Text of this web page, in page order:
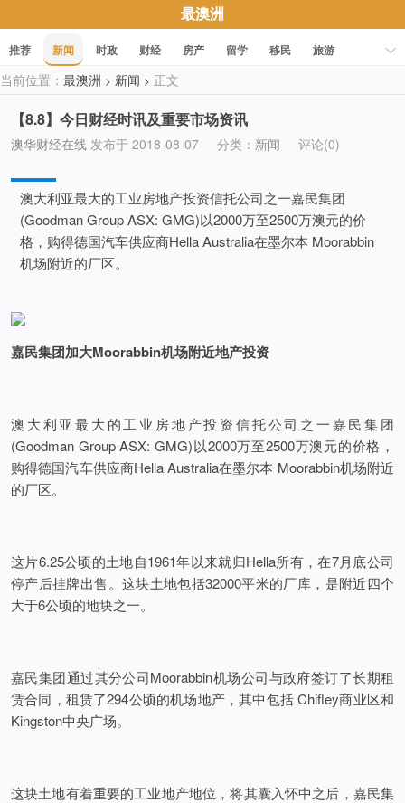
最澳洲
推荐 新闻 时政 财经 房产 留学 移民
旅游
科技
职场 美食 文化
当前位置： 最澳洲 > 新闻 > 正文
【8.8】今日财经时讯及重要市场资讯
澳华财经在线 发布于 2018-08-07 分类： 新闻 评论(0)
澳大利亚最大的工业房地产投资信托公司之一嘉民集团
(Goodman Group ASX: GMG)以2000万至2500万澳元的价
格，购得德国汽车供应商Hella Australia在墨尔本 Moorabbin
机场附近的厂区。
嘉民集团加大Moorabbin机场附近地产投资
澳大利亚最大的工业房地产投资信托公司之一嘉民集团
(Goodman Group ASX: GMG)以2000万至2500万澳元的价格，
购得德国汽车供应商Hella Australia在墨尔本 Moorabbin机场附近
的厂区。
这片6.25公顷的土地自1961年以来就归Hella所有，在7月底公司
停产后挂牌出售。这块土地包括32000平米的厂库，是附近四个
大于6公顷的地块之一。
嘉民集团通过其分公司Moorabbin机场公司与政府签订了长期租
赁合同，租赁了294公顷的机场地产，其中包括 Chifley商业区和
Kingston中央广场。
这块土地有着重要的工业地产地位，将其囊入怀中之后，嘉民集